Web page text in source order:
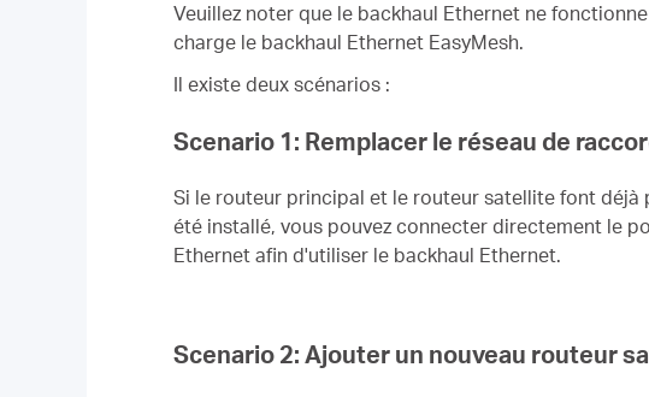
Veuillez noter que le backhaul Ethernet ne
charge le backhaul Ethernet EasyMesh.
Il existe deux scénarios :
Scenario 1: Remplacer le réseau de
Si le routeur principal et le routeur satellite font déjà
été installé, vous pouvez connecter directement le
Ethernet afin d'utiliser le backhaul Ethernet.
Scenario 2: Ajouter un nouveau routeur